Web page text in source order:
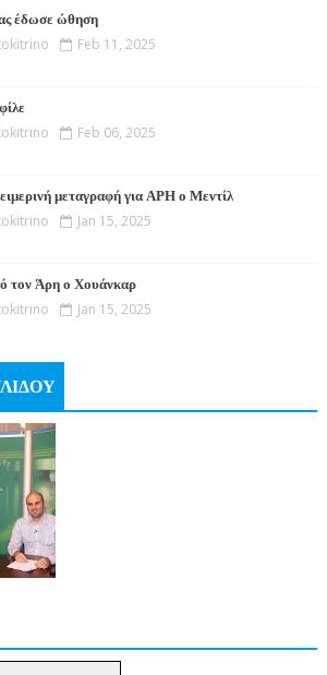
έδωσε ώθηση
Feb 11, 2025
Feb 06, 2025
μεταγραφή για ΑΡΗ ο Μεντίλ
Jan 15, 2025
τον Άρη ο Χουάνκαρ
Jan 15, 2025